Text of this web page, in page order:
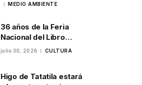
México
MEDIO AMBIENTE
36 años de la Feria
Nacional del Libro
Infantil y Juvenil en
julio 30, 2026 CULTURA
Higo de Tatatila estará